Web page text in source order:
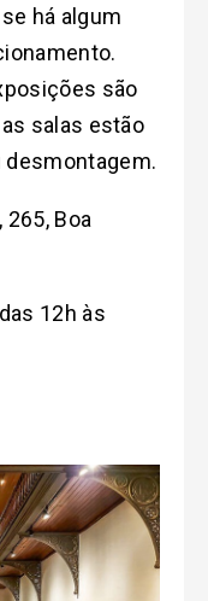
há algum
são
salas estão
desmontagem.
265, Boa
12h às